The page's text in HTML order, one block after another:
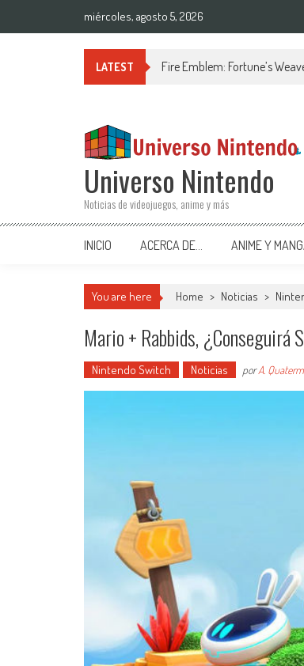
miércoles, agosto 5, 2026
LATEST Fire Emblem: Fortune’s
Universo Nintendo
Noticias de videojuegos, anime y más
INICIO ACERCA DE… ANIME Y
You are here Home > Noticias >
Mario + Rabbids, ¿conseguirá
Nintendo Switch Noticias porA.